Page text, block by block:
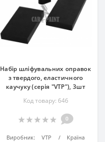
Набір шліфувальних оправок
з твердого, еластичного
каучуку (серія "VTP"), 3шт
Код товару: 646
0
Виробник: VTP
Країна